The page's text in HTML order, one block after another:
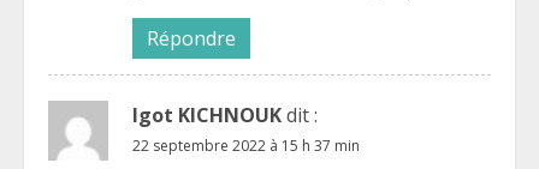
Répondre
Igot KICHNOUKdit :
22 septembre 2022 à 15 h 37 min